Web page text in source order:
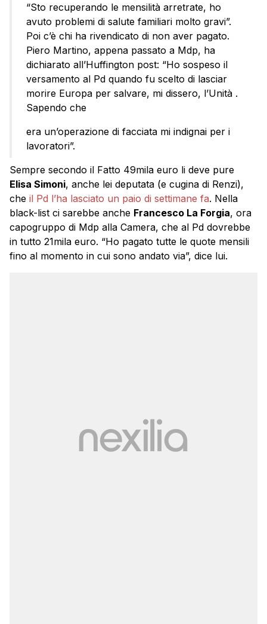
“Sto recuperando le mensilità arretrate, ho
avuto problemi di salute familiari molto gravi”.
Poi c’è chi ha rivendicato di non aver pagato.
Piero Martino, appena passato a Mdp, ha
dichiarato all’Huffington post: “Ho sospeso il
versamento al Pd quando fu scelto di lasciar
morire Europa per salvare, mi dissero, l’Unità .
Sapendo che
era un’operazione di facciata mi indignai per i
lavoratori”.
Sempre secondo il Fatto 49mila euro li deve pure
Elisa Simoni, anche lei deputata (e cugina di Renzi),
che il Pd l’ha lasciato un paio di settimane fa. Nella
black-list ci sarebbe anche Francesco La Forgia, ora
capogruppo di Mdp alla Camera, che al Pd dovrebbe
in tutto 21mila euro. “Ho pagato tutte le quote mensili
fino al momento in cui sono andato via”, dice lui.